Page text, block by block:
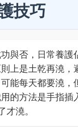
技巧
與否，日常養護
上是土乾再澆，
能每天都要澆，
的方法是手指插
才澆。